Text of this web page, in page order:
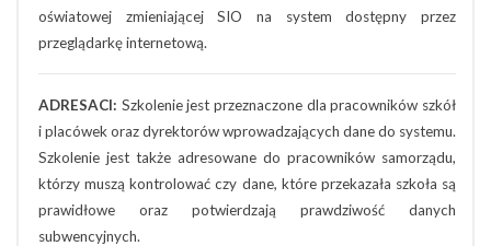
oświatowej zmieniającej SIO na system dostępny przez
przeglądarkę internetową.
ADRESACI: Szkolenie jest przeznaczone dla pracowników szkół
i placówek oraz dyrektorów wprowadzających dane do systemu.
Szkolenie jest także adresowane do pracowników samorządu,
którzy muszą kontrolować czy dane, które przekazała szkoła są
prawidłowe oraz potwierdzają prawdziwość danych
subwencyjnych.